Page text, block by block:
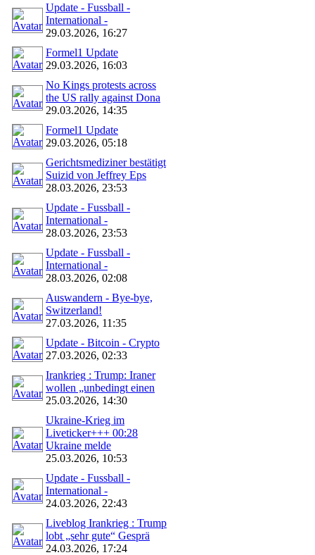
Update - Fussball -
International -
29.03.2026, 16:27
Formel1 Update
29.03.2026, 16:03
No Kings protests across
the US rally against Dona
29.03.2026, 14:35
Formel1 Update
29.03.2026, 05:18
Gerichtsmediziner bestätigt
Suizid von Jeffrey Eps
28.03.2026, 23:53
Update - Fussball -
International -
28.03.2026, 23:53
Update - Fussball -
International -
28.03.2026, 02:08
Auswandern - Bye-bye,
Switzerland!
27.03.2026, 11:35
Update - Bitcoin - Crypto
27.03.2026, 02:33
Irankrieg : Trump: Iraner
wollen „unbedingt einen
25.03.2026, 14:30
Ukraine-Krieg im
Liveticker+++ 00:28
Ukraine melde
25.03.2026, 10:53
Update - Fussball -
International -
24.03.2026, 22:43
Liveblog Irankrieg : Trump
lobt „sehr gute“ Gesprä
24.03.2026, 17:24